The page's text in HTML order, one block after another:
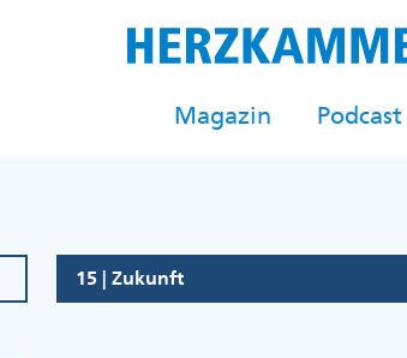
Magazin Podcast
15 | Zukunft